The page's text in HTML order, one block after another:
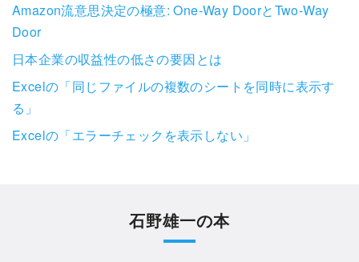
Amazon流意思決定の極意: One-Way DoorとTwo-Way
Door
日本企業の収益性の低さの要因とは
Excelの「同じファイルの複数のシートを同時に表示す
る」
Excelの「エラーチェックを表示しない」
石野雄一の本